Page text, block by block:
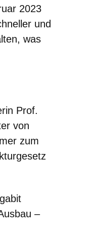
2023
und
was
Prof.
von
zum
–